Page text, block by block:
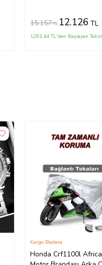
15.157TL 12.126 TL
1293,44 TL'den Başlayan
Honda Crf1100l
Kargo Bedava